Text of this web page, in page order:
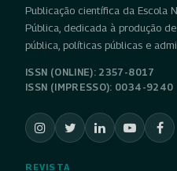
Publicação científica da Escola
Pública, dedicada à produção
pública, políticas públicas e
ISSN (ONLINE): 2357-8017
ISSN (IMPRESSO): 0034-9240
REVISTA